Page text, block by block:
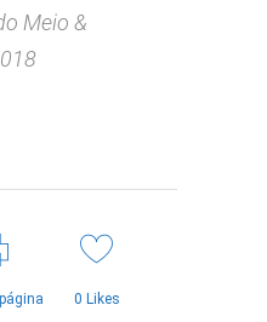
Meio &
0 Likes